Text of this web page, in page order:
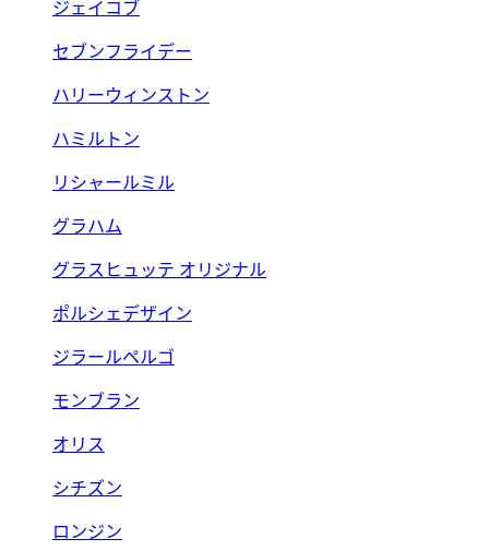
ジェイコブ
セブンフライデー
ハリーウィンストン
ハミルトン
リシャールミル
グラハム
グラスヒュッテ オリジナル
ポルシェデザイン
ジラールペルゴ
モンブラン
オリス
シチズン
ロンジン